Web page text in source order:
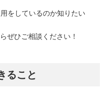
をしているのか知りたい
ぜひご相談ください！
ること